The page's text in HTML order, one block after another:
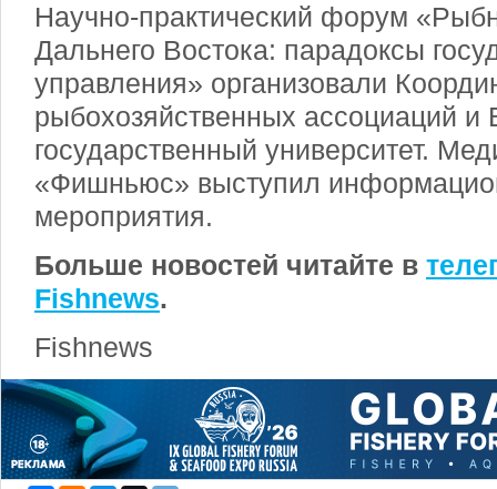
Научно-практический форум
Дальнего Востока: парадоксы
управления» организовали
рыбохозяйственных ассоциаций и
государственный университет.
«Фишньюс» выступил
мероприятия.
Больше новостей читайте в
Fishnews.
Fishnews